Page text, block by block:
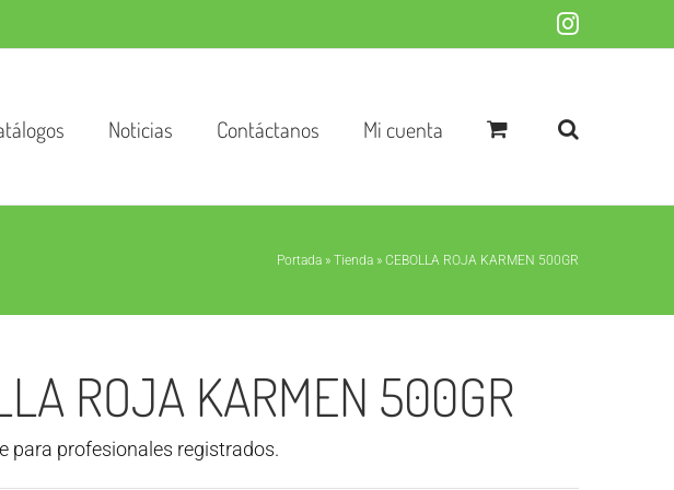
Instagram
Noticias Contáctanos Mi cuenta
Portada » Tienda » CEBOLLA ROJA KARMEN 500GR
ROJA KARMEN 500GR
para profesionales registrados.